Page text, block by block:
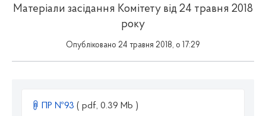
Матеріали засідання Комітету від 24 травня 2018
року
Опубліковано 24 травня 2018, о 17:29
ПР №93 ( pdf, 0.39 Mb )